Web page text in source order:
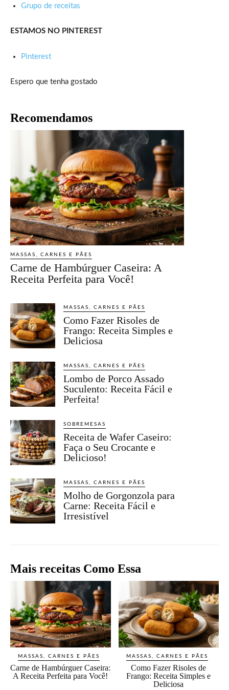
Grupo de receitas
ESTAMOS NO PINTEREST
Pinterest
Espero que tenha gostado
Recomendamos
MASSAS, CARNES E PÃES
Carne de Hambúrguer Caseira: A
Receita Perfeita para Você!
MASSAS, CARNES E PÃES
Como Fazer Risoles de
Frango: Receita Simples e
Deliciosa
MASSAS, CARNES E PÃES
Lombo de Porco Assado
Suculento: Receita Fácil e
Perfeita!
SOBREMESAS
Receita de Wafer Caseiro:
Faça o Seu Crocante e
Delicioso!
MASSAS, CARNES E PÃES
Molho de Gorgonzola para
Carne: Receita Fácil e
Irresistível
Mais receitas Como Essa
MASSAS, CARNES E PÃES
Carne de Hambúrguer Caseira:
A Receita Perfeita para Você!
MASSAS, CARNES E PÃES
Como Fazer Risoles de
Frango: Receita Simples e
Deliciosa